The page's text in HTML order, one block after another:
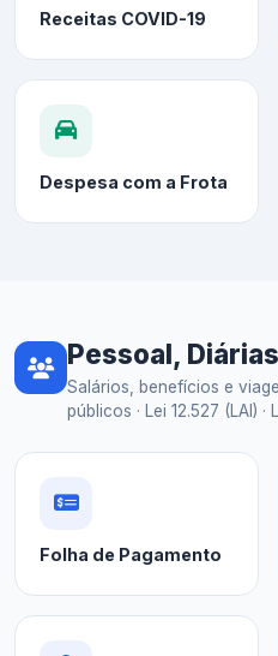
Receitas COVID-19
Despesa com a Frota
Pessoal,
Salários, benefícios e
públicos · Lei 12.527 (LAI) ·
Folha de Pagamento